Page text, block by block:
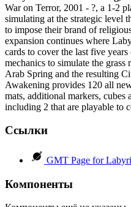
War on Terror, 2001 - ?, a 1-2
simulating at the strategic level
to impose their brand of
expansion continues where
cards to cover the last five
mechanics to simulate the
Arab Spring and the resulting
Awakening provides 120 all
mats, additional markers, cubes
including 2 that are playable to
Ссылки
GMT Page for
Компоненты